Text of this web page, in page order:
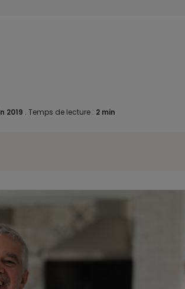
2019 . Temps de lecture : 2 min